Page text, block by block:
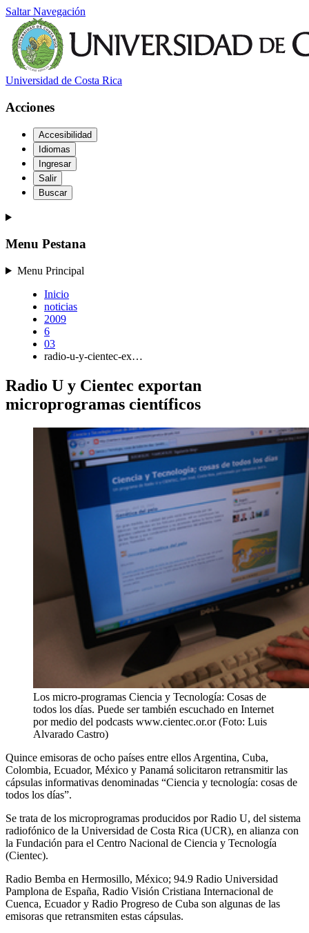
Saltar Navegación
Universidad de Costa Rica
Acciones
Accesibilidad
Idiomas
Ingresar
Salir
Buscar
Menu Pestana
Menu Principal
Inicio
noticias
2009
6
03
radio-u-y-cientec-ex…
Radio U y Cientec exportan
microprogramas científicos
Los micro-programas Ciencia y Tecnología: Cosas de
todos los días. Puede ser también escuchado en Internet
por medio del podcasts www.cientec.or.or (Foto: Luis
Alvarado Castro)
Quince emisoras de ocho países entre ellos Argentina, Cuba,
Colombia, Ecuador, México y Panamá solicitaron retransmitir las
cápsulas informativas denominadas “Ciencia y tecnología: cosas de
todos los días”.
Se trata de los microprogramas producidos por Radio U, del sistema
radiofónico de la Universidad de Costa Rica (UCR), en alianza con
la Fundación para el Centro Nacional de Ciencia y Tecnología
(Cientec).
Radio Bemba en Hermosillo, México; 94.9 Radio Universidad
Pamplona de España, Radio Visión Cristiana Internacional de
Cuenca, Ecuador y Radio Progreso de Cuba son algunas de las
emisoras que retransmiten estas cápsulas.